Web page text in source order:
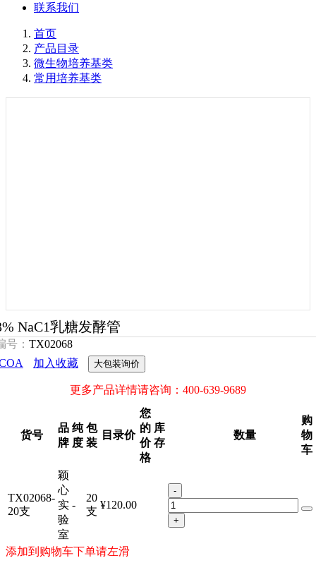
联系我们
首页
产品目录
微生物培养基类
常用培养基类
NaC1乳糖发酵管
号： TX02068
加入收藏 大包装询价
更多产品详情请咨询：400-639-9689
货号
品
牌
纯
度
包
装
目录价
您
的
价
格
库
存
数量
购
物
车
TX02068-
20支
颖
心
实
验
室
-
20
支
¥120.00
-
+
添加到购物车下单请左滑